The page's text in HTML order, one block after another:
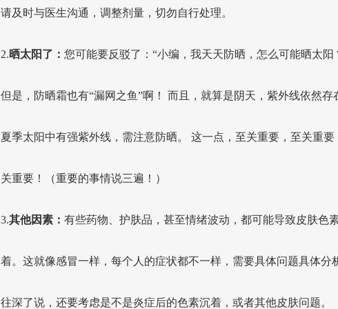
请及时与医生沟通，调整剂量，切勿自行处理。
2.晒太阳了： 您可能要反驳了：“小编，我天天防晒，怎么可能晒太阳
但是，防晒霜也有“漏网之鱼”啊！ 而且，就算是阴天，紫外线依然存
夏季太阳中有强紫外线，需注意防晒。 这一点，至关重要，至关重要
关重要！（重要的事情说三遍！）
3.其他因素： 有些药物、护肤品，甚至情绪波动，都可能导致皮肤色
着。这就像感冒一样，每个人的症状都不一样，需要具体问题具体分
往深了说，还要考虑是不是炎症后的色素沉着，或者其他皮肤问题。